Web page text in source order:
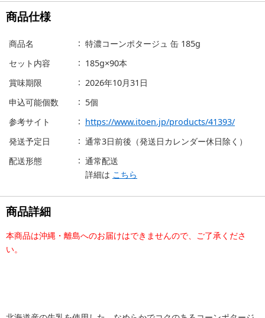
商品仕様
商品名
特濃コーンポタージュ 缶 185g
セット内容
185g×90本
賞味期限
2026年10月31日
申込可能個数
5個
参考サイト
https://www.itoen.jp/products/41393/
発送予定日
通常3日前後（発送日カレンダー休日除く）
配送形態
通常配送
詳細は こちら
商品詳細
本商品は沖縄・離島へのお届けはできませんので、ご了承くださ
い。